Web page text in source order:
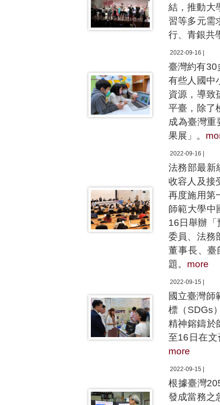
結，推動大
習等多元需
行、青銀共
2022-09-16 |
臺灣約有30
有些人國中
資源，導致
平臺，除了
成為臺灣
果展」。
2022-09-16 |
法務部最新
收容人及接
再度施用第
師範大學中
16日舉辦「
委員、法務
董事長、臺
題。 more
2022-09-15 |
國立臺灣師
標（SDGs
精神鎔鑄於
至16日在
more
2022-09-15 |
根據臺灣
發成當務之